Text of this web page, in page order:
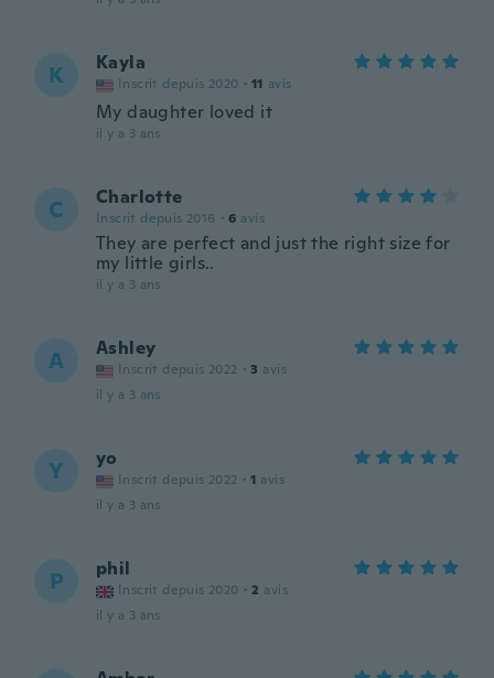
K Kayla
Inscrit depuis 2020 · 11 avis
My daughter loved it
il y a 3 ans
C Charlotte
Inscrit depuis 2016 · 6 avis
They are perfect and just the right size for
my little girls..
il y a 3 ans
A Ashley
Inscrit depuis 2022 · 3 avis
il y a 3 ans
Y yo
Inscrit depuis 2022 · 1 avis
il y a 3 ans
P phil
Inscrit depuis 2020 · 2 avis
il y a 3 ans